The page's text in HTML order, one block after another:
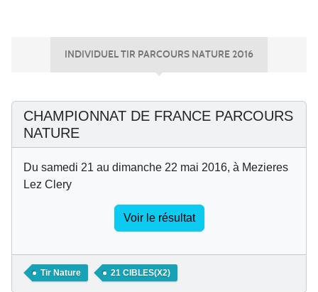
INDIVIDUEL TIR PARCOURS NATURE 2016
CHAMPIONNAT DE FRANCE PARCOURS
NATURE
Du samedi 21 au dimanche 22 mai 2016, à Mezieres
Lez Clery
Voir le résultat
Tir Nature 21 CIBLES(X2)